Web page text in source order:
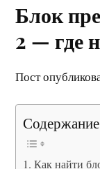
Блок
2 — где
Пост
Содержание
Как найти